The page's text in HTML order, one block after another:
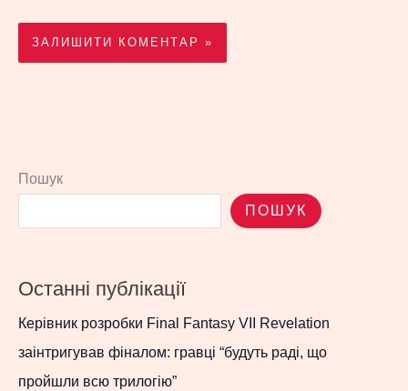
Пошук
ПОШУК
Останні публікації
Керівник розробки Final Fantasy VII Revelation
заінтригував фіналом: гравці “будуть раді, що
пройшли всю трилогію”